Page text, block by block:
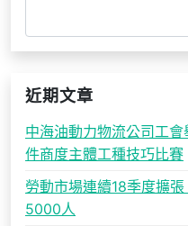
近期文章
中海油動力物流公司工
件商度主體工種技巧比賽
勞動市場連續18季度擴
5000人